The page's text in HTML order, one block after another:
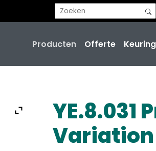
Producten Offerte
YE.8.031
Variation